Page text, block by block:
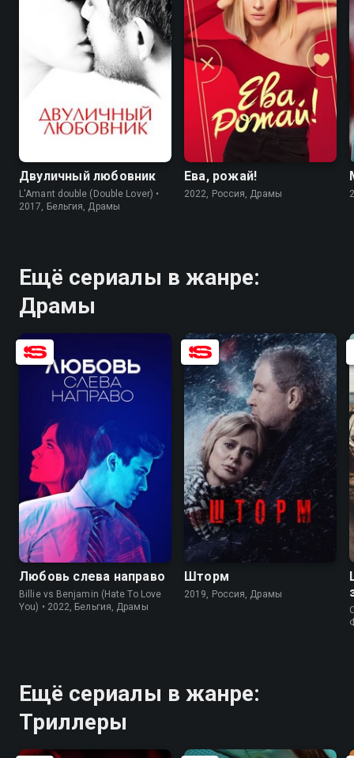
6.2 6.2
Двуличный любовник
L'Amant double (Double Lover) •
2017, Бельгия, Драмы
7.1 6.2
Ева, рожай!
2022, Россия, Драмы
Ещё сериалы в жанре:
Драмы
6.6 7.1
Любовь слева направо
Billie vs Benjamin (Hate To Love
You) • 2022, Бельгия, Драмы
7.6 7.0
Шторм
2019, Россия, Драмы
Ещё сериалы в жанре:
Триллеры